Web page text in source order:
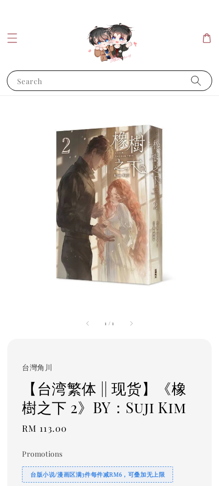
Search
1 /1
台灣角川
【台湾繁体 || 现货】《橡
樹之下 2》BY：Suji Kim
Regular
RM 113.00
Promotions
台版小说/漫画区满3件每件减RM6，可叠加无上限